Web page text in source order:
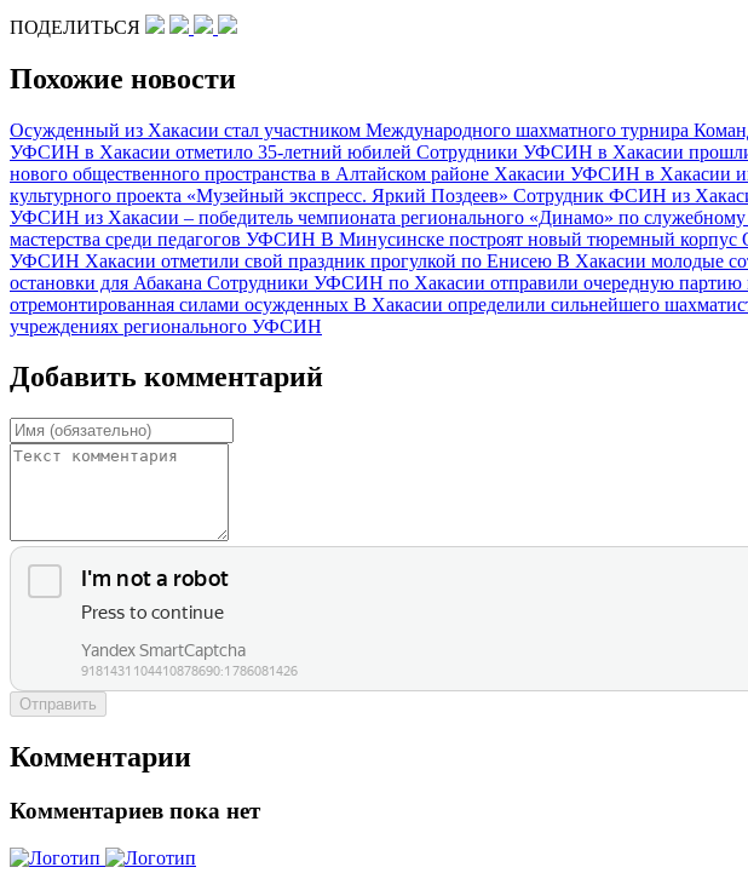
ПОДЕЛИТЬСЯ
Похожие новости
Осужденный из Хакасии стал участником Международного шахматного турнира
УФСИН в Хакасии отметило 35-летний юбилей Сотрудники УФСИН в Хакасии
нового общественного пространства в Алтайском районе Хакасии УФСИН в Хакасии
культурного проекта «Музейный экспресс. Яркий Поздеев» Сотрудник ФСИН из
УФСИН из Хакасии – победитель чемпионата регионального «Динамо» по служебному
мастерства среди педагогов УФСИН В Минусинске построят новый тюремный корпус
УФСИН Хакасии отметили свой праздник прогулкой по Енисею В Хакасии молодые
остановки для Абакана Сотрудники УФСИН по Хакасии отправили очередную
отремонтированная силами осужденных В Хакасии определили сильнейшего
учреждениях регионального УФСИН
Добавить комментарий
Отправить
Комментарии
Комментариев пока нет